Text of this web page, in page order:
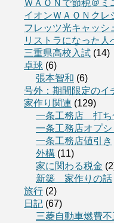
ＷＡＯＮで節税＠ミ
イオンＷＡＯＮクレ
フレッツ光キャッシ
リストラになった人
三重県高校入試 (14)
卓球 (6)
張本智和 (6)
号外：期間限定のイ
家作り関連 (129)
一条工務店 打ち
一条工務店オプシ
一条工務店値引き
外構 (11)
家に関わる税金
新築 家作りの話
旅行 (2)
日記 (67)
三菱自動車燃費不